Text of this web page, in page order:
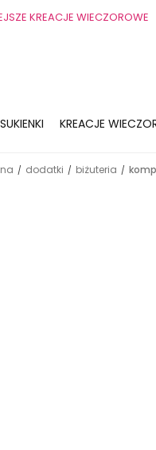
KREACJE WIECZOROWE
SUKIENKI KREACJE
/ dodatki / biżuteria /